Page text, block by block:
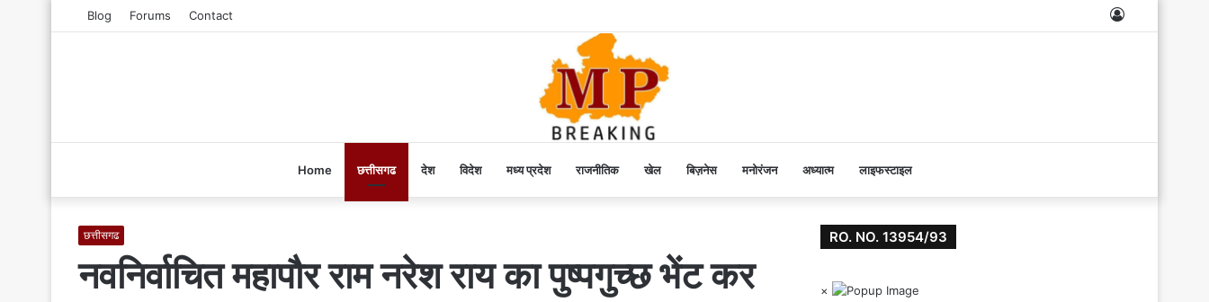
Blog Forums Contact
Home छत्तीसगढ देश विदेश मध्य प्रदेश राजनीतिक खेल बिज़नेस मनोरंजन अध्यात्म लाइफस्टाइल
छत्तीसगढ
नवनिर्वाचित महापौर राम नरेश राय का पुष्पगुच्छ भेंट कर
RO. NO. 13954/93
×